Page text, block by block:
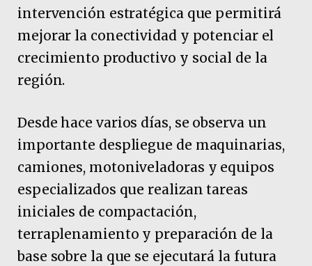
intervención estratégica que permitirá
mejorar la conectividad y potenciar el
crecimiento productivo y social de la
región.
Desde hace varios días, se observa un
importante despliegue de maquinarias,
camiones, motoniveladoras y equipos
especializados que realizan tareas
iniciales de compactación,
terraplenamiento y preparación de la
base sobre la que se ejecutará la futura